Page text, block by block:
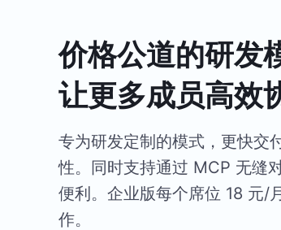
价格公道的研发
让更多成员高效
专为研发定制的模式，更快交
性。同时支持通过 MCP 无缝
便利。企业版每个席位 18 元/
作。